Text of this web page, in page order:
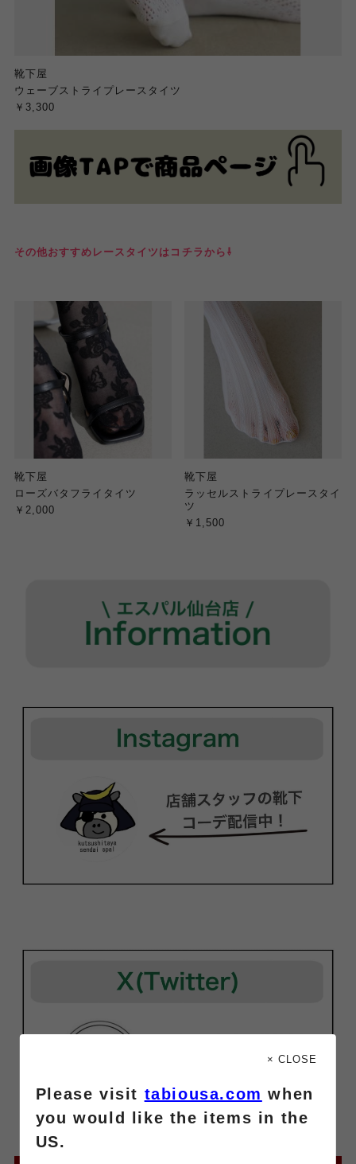
靴下屋
ウェーブストライプレースタイツ
￥3,300
その他おすすめレースタイツはコチラから⇩
靴下屋
ローズバタフライタイツ
￥2,000
靴下屋
ラッセルストライプレースタイ
ツ
￥1,500
× CLOSE
Please visit tabiousa.com when
you would like the items in the
US.